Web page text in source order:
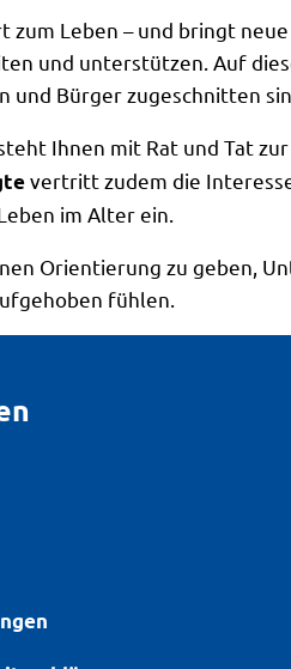
Leben – und bringt
und unterstützen. Auf
und Bürger zugeschnitten
Ihnen mit Rat und Tat
vertritt zudem die
im Alter ein.
Orientierung zu geben,
fühlen.